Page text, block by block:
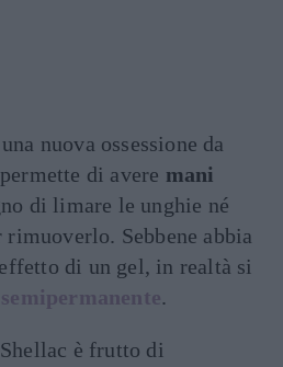
nuova ossessione da
di avere mani
di limare le unghie né
Sebbene abbia
di un gel, in realtà si
.
è frutto di